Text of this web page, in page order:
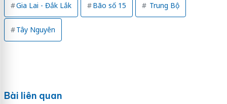
Gia Lai - Đắk Lắk Bão số 15 Trung Bộ
Tây Nguyên
Bài liên quan